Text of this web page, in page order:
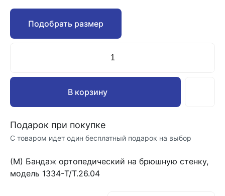
Подобрать размер
В корзину
Подарок при покупке
С товаром идет один бесплатный подарок на выбор
(М) Бандаж ортопедический на брюшную стенку,
модель 1334-T/Т.26.04